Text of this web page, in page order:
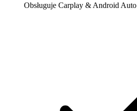
Obsługuje Carplay & Android Auto